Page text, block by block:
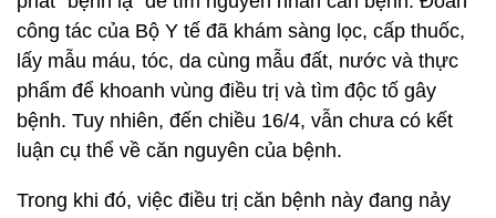
công tác của Bộ Y tế đã khám sàng lọc, cấp thuốc,
lấy mẫu máu, tóc, da cùng mẫu đất, nước và thực
phẩm để khoanh vùng điều trị và tìm độc tố gây
bệnh. Tuy nhiên, đến chiều 16/4, vẫn chưa có kết
luận cụ thể về căn nguyên của bệnh.
Trong khi đó, việc điều trị căn bệnh này đang nảy